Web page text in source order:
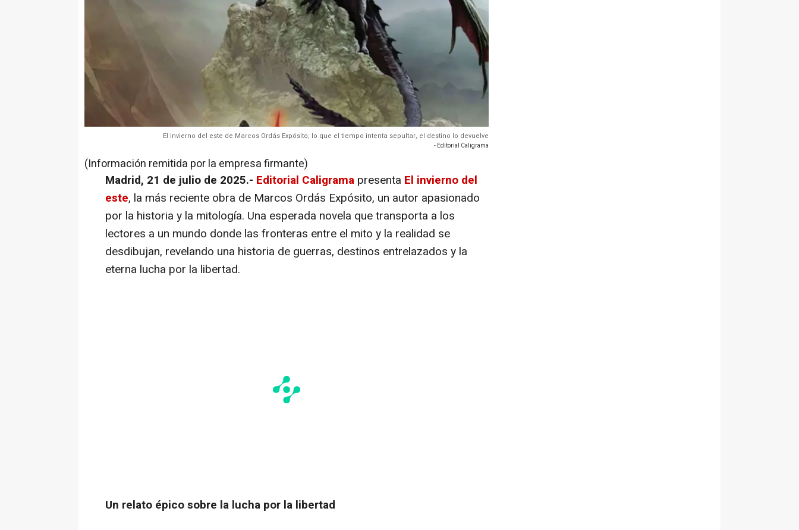
El invierno del este de Marcos Ordás Expósito; lo que el tiempo intenta sepultar, el destino lo devuelve
- Editorial Caligrama
(Información remitida por la empresa firmante)
Madrid, 21 de julio de 2025.- Editorial Caligrama presenta El invierno del
este, la más reciente obra de Marcos Ordás Expósito, un autor apasionado
por la historia y la mitología. Una esperada novela que transporta a los
lectores a un mundo donde las fronteras entre el mito y la realidad se
desdibujan, revelando una historia de guerras, destinos entrelazados y la
eterna lucha por la libertad.
Un relato épico sobre la lucha por la libertad